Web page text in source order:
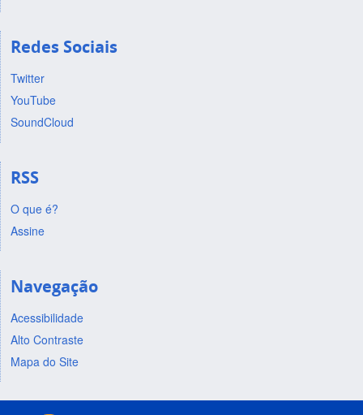
Redes Sociais
Twitter
YouTube
SoundCloud
RSS
O que é?
Assine
Navegação
Acessibilidade
Alto Contraste
Mapa do Site